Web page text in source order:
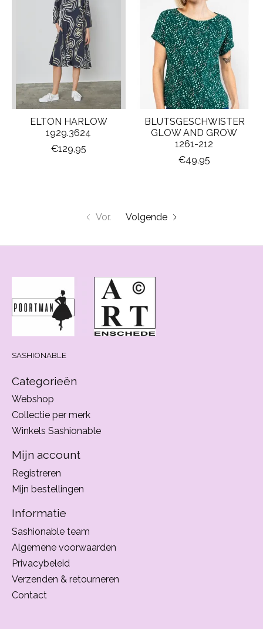
ELTON HARLOW
1929.3624
€129,95
BLUTSGESCHWISTER
GLOW AND GROW
1261-212
€49,95
Vor. Volgende
SASHIONABLE
Categorieën
Webshop
Collectie per merk
Winkels Sashionable
Mijn account
Registreren
Mijn bestellingen
Informatie
Sashionable team
Algemene voorwaarden
Privacybeleid
Verzenden & retourneren
Contact